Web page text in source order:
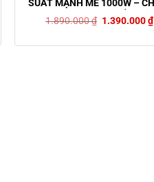
SUẤT MẠNH MẼ 1000W –
HÃNG GIÁ TỐT
1.890.000₫ Giá
1.890.000
1.390.000₫